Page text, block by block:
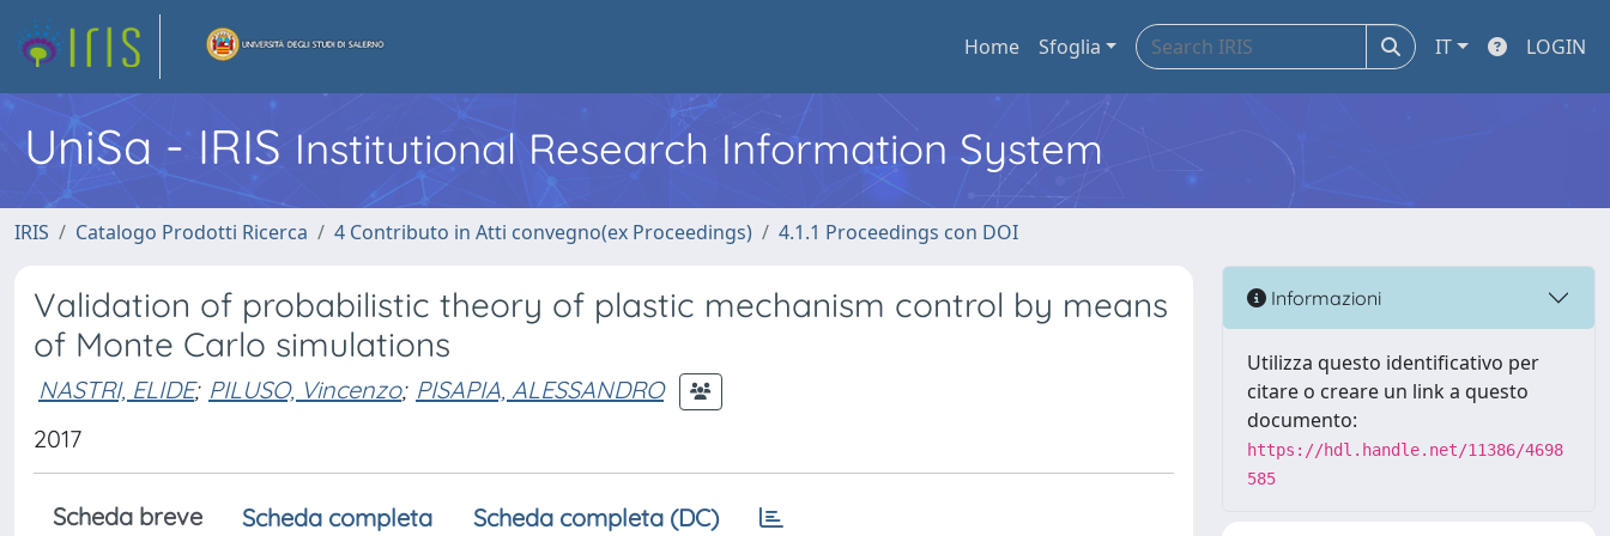
Home Sfoglia IT LOGIN
UniSa - IRIS Institutional Research Information System
IRIS Catalogo Prodotti Ricerca 4 Contributo in Atti convegno(ex Proceedings) 4.1.1 Proceedings con DOI
Validation of probabilistic theory of plastic mechanism control by means
of Monte Carlo simulations
NASTRI, ELIDE; PILUSO, Vincenzo; PISAPIA, ALESSANDRO
2017
Scheda breve Scheda completa Scheda completa (DC)
Informazioni
Utilizza questo identificativo per
citare o creare un link a questo
documento:
https://hdl.handle.net/11386/4698
585